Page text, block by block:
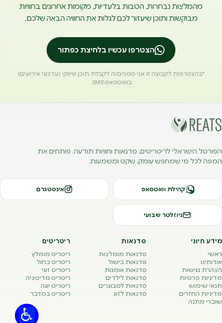
מהמלצות נבחרות, הטבות בלעדיות, מקומות אחרונים בחוויות
מבוקשות ותוכן שיעזור לכם לגלות את החוויה הבאה שלכם.
הצטרפו עכשיו בלחיצת כפתור
*בהצטרפות לקבוצה זו אני מסכים/ה לקבלת תוכן שיווקי (עדכוני אירועים)
בוואטסאפ\SMS.
הפורטל הישראלי לריטריטים, סדנאות וחוויות תודעה. פותחים את
המפה לכל מי שמחפש עומק, שקט ומשמעות.
קהילת וואטסאפ אינסטגרם
ניוזלטר שבועי
מידע חיוני
ראשי
אודותינו
הצהרת נגישות
מדיניות פרטיות
תנאי שימוש
מדיניות החזרים
שוברי מתנה
סדנאות
סדנאות מומלצות
סדנאות בישול
סדנאות אומנות
סדנאות לילדים
סדנאות למבוגרים
סדנאות לזוג
ריטריטים
ריטריט מומלץ
ריטריט בחול
ריטריט זוגי
ריטריט מדיטציה
ריטריט יוגה
ריטריט במדבר